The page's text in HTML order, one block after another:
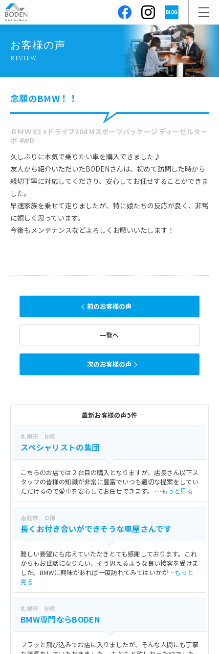
お客様の声
REVIEW
念願のBMW！！
ＢＭＷ X3 xドライブ20d Mスポーツパッケージ ディーゼルター
ボ 4WD
久しぶりに本気で乗りたい車を購入できました♪
友人から紹介いただいたBODENさんは、初めて訪問した時から
親切丁寧に対応してくださり、安心してお任せすることができま
した。
早速家族を乗せて走りましたが、特に娘たちの反応が良く、非常
に嬉しく思っています。
今後もメンテナンスなどよろしくお願いいたします！
前のお客様の声
一覧へ
次のお客様の声
最新お客様の声5件
札幌市 N様
スペシャリストの集団
こちらのお店では２台目の購入となりますが、店長さん以下ス
タッフの皆様の知識が非常に豊富でいつも適切な提案をしてい
ただけるので愛車を安心してお任せできます。 …もっと見る
恵庭市 O様
長くお付き合いができそうな車屋さんです
難しい要望にも応えていただきとても感謝しております。これ
からもお世話になりたい、そう思えるような良い接客を受けま
した。BMWに興味があれば一度訪れてみてはいかが…もっと
見る
札幌市 N様
BMW専門ならBODEN
フラッと飛び込みでお店に入りましたが、そんな人間にも丁寧